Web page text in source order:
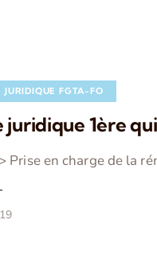
JURIDIQUE FGTA-FO
juridique 1ère
Prise en charge de la